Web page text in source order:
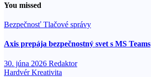
You missed
Bezpečnosť Tlačové správy
Axis prepája bezpečnostný svet s MS Teams
30. júna 2026 Redaktor
HardvérKreativita